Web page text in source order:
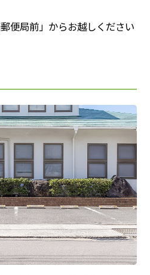
便局前」からお越しください